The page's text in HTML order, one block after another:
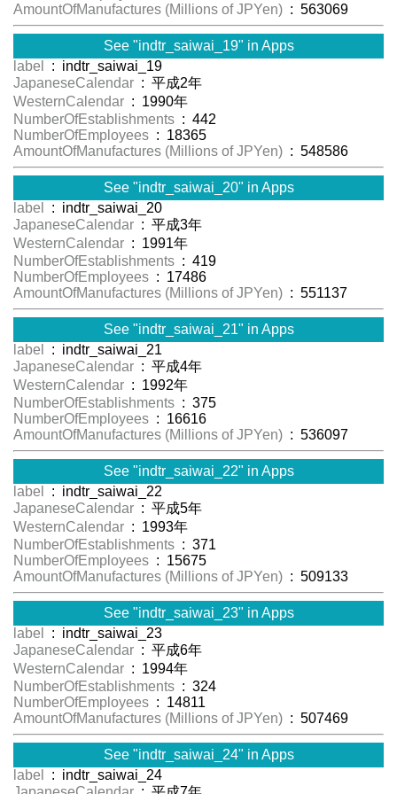
AmountOfManufactures (Millions of JPYen) : 563069
See "indtr_saiwai_19" in Apps
label
: indtr_saiwai_19
JapaneseCalendar : 平成2年
WesternCalendar : 1990年
NumberOfEstablishments : 442
NumberOfEmployees : 18365
AmountOfManufactures (Millions of JPYen) : 548586
See "indtr_saiwai_20" in Apps
label
: indtr_saiwai_20
JapaneseCalendar : 平成3年
WesternCalendar : 1991年
NumberOfEstablishments : 419
NumberOfEmployees : 17486
AmountOfManufactures (Millions of JPYen) : 551137
See "indtr_saiwai_21" in Apps
label
: indtr_saiwai_21
JapaneseCalendar : 平成4年
WesternCalendar : 1992年
NumberOfEstablishments : 375
NumberOfEmployees : 16616
AmountOfManufactures (Millions of JPYen) : 536097
See "indtr_saiwai_22" in Apps
label
: indtr_saiwai_22
JapaneseCalendar : 平成5年
WesternCalendar : 1993年
NumberOfEstablishments : 371
NumberOfEmployees : 15675
AmountOfManufactures (Millions of JPYen) : 509133
See "indtr_saiwai_23" in Apps
label
: indtr_saiwai_23
JapaneseCalendar : 平成6年
WesternCalendar : 1994年
NumberOfEstablishments : 324
NumberOfEmployees : 14811
AmountOfManufactures (Millions of JPYen) : 507469
See "indtr_saiwai_24" in Apps
label
: indtr_saiwai_24